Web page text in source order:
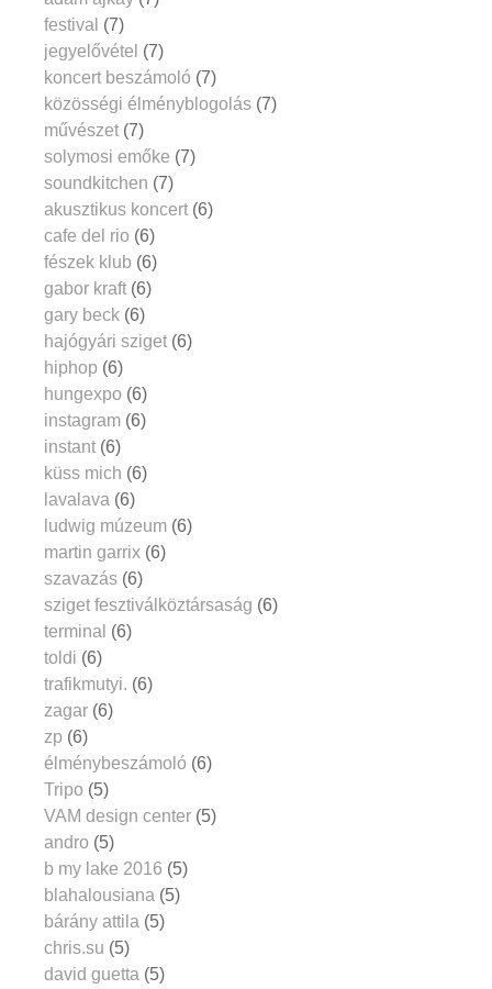
festival (7)
jegyelővétel (7)
koncert beszámoló (7)
közösségi élményblogolás (7)
művészet (7)
solymosi emőke (7)
soundkitchen (7)
akusztikus koncert (6)
cafe del rio (6)
fészek klub (6)
gabor kraft (6)
gary beck (6)
hajógyári sziget (6)
hiphop (6)
hungexpo (6)
instagram (6)
instant (6)
küss mich (6)
lavalava (6)
ludwig múzeum (6)
martin garrix (6)
szavazás (6)
sziget fesztiválköztársaság (6)
terminal (6)
toldi (6)
trafikmutyi. (6)
zagar (6)
zp (6)
élménybeszámoló (6)
Tripo (5)
VAM design center (5)
andro (5)
b my lake 2016 (5)
blahalousiana (5)
bárány attila (5)
chris.su (5)
david guetta (5)